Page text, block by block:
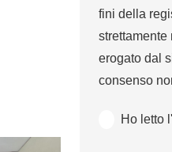
fini della
strettamente
erogato dal
consenso
Ho letto